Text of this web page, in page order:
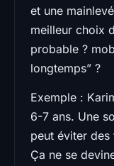
et une
meilleur choix
probable ?
longtemps” ?
Exemple :
6-7 ans. Une
peut éviter
Ça ne se